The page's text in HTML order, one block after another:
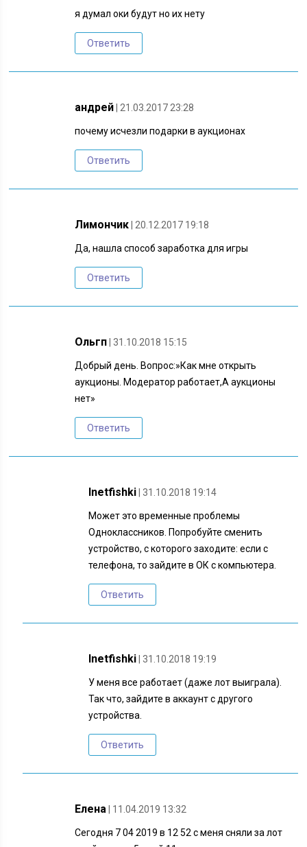
я думал оки будут но их нету
Ответить
андрей | 21.03.2017 23:28
почему исчезли подарки в аукционах
Ответить
Лимончик | 20.12.2017 19:18
Да, нашла способ заработка для игры
Ответить
Ольгп | 31.10.2018 15:15
Добрый день. Вопрос:»Как мне открыть
аукционы. Модератор работает,А аукционы
нет»
Ответить
Inetfishki | 31.10.2018 19:14
Может это временные проблемы
Одноклассников. Попробуйте сменить
устройство, с которого заходите: если с
телефона, то зайдите в ОК с компьютера.
Ответить
Inetfishki | 31.10.2018 19:19
У меня все работает (даже лот выиграла).
Так что, зайдите в аккаунт с другого
устройства.
Ответить
Елена | 11.04.2019 13:32
Сегодня 7 04 2019 в 12 52 с меня сняли за лот